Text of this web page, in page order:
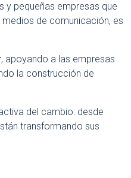
y pequeñas empresas que
medios de comunicación, es
, apoyando a las empresas
la construcción de
del cambio: desde
transformando sus